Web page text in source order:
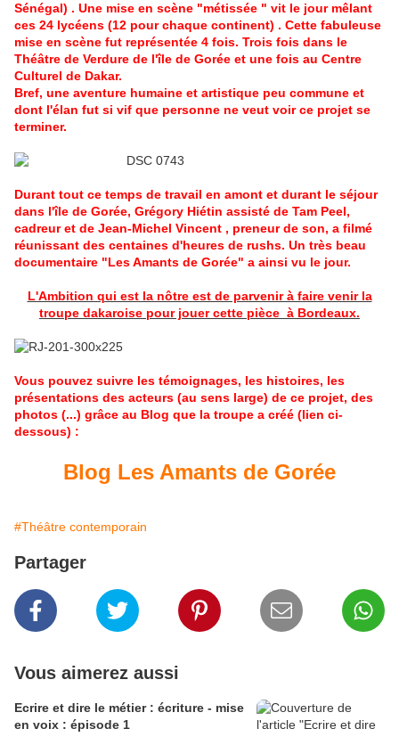
Sénégal) . Une mise en scène "métissée " vit le jour mêlant
ces 24 lycéens (12 pour chaque continent) . Cette fabuleuse
mise en scène fut représentée 4 fois. Trois fois dans le
Théâtre de Verdure de l'île de Gorée et une fois au Centre
Culturel de Dakar.
Bref, une aventure humaine et artistique peu commune et
dont l'élan fut si vif que personne ne veut voir ce projet se
terminer.
Durant tout ce temps de travail en amont et durant le séjour
dans l'île de Gorée, Grégory Hiétin assisté de Tam Peel,
cadreur et de Jean-Michel Vincent , preneur de son, a filmé
réunissant des centaines d'heures de rushs. Un très beau
documentaire "Les Amants de Gorée" a ainsi vu le jour.
L'Ambition qui est la nôtre est de parvenir à faire venir la
troupe dakaroise pour jouer cette pièce à Bordeaux.
Vous pouvez suivre les témoignages, les histoires, les
présentations des acteurs (au sens large) de ce projet, des
photos (...) grâce au Blog que la troupe a créé (lien ci-
dessous) :
Blog Les Amants de Gorée
#Théâtre contemporain
Partager
Vous aimerez aussi
Ecrire et dire le métier : écriture - mise
en voix : épisode 1